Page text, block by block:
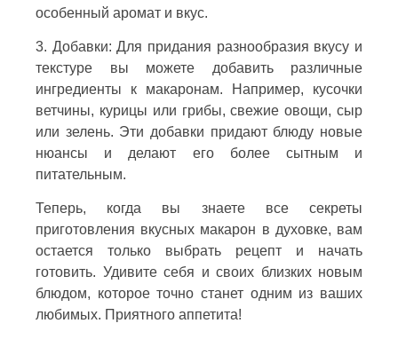
особенный аромат и вкус.
3. Добавки: Для придания разнообразия вкусу и
текстуре вы можете добавить различные
ингредиенты к макаронам. Например, кусочки
ветчины, курицы или грибы, свежие овощи, сыр
или зелень. Эти добавки придают блюду новые
нюансы и делают его более сытным и
питательным.
Теперь, когда вы знаете все секреты
приготовления вкусных макарон в духовке, вам
остается только выбрать рецепт и начать
готовить. Удивите себя и своих близких новым
блюдом, которое точно станет одним из ваших
любимых. Приятного аппетита!